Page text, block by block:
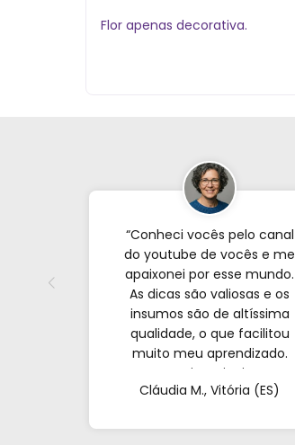
Flor apenas decorativa.
“Conheci vocês pelo canal
do youtube de vocês e me
apaixonei por esse mundo.
As dicas são valiosas e os
insumos são de altíssima
qualidade, o que facilitou
muito meu aprendizado.
Nunca imaginei que
conseguiria resultados tão
de casa. Obrigada!"al no
Cláudia M., Vitória (ES)